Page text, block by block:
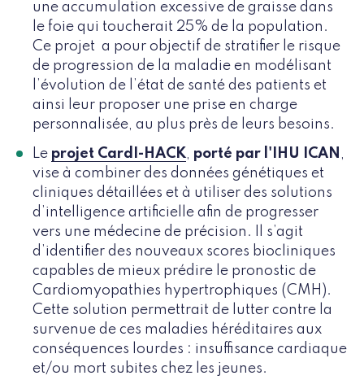
une accumulation excessive de graisse dans
le foie qui toucherait 25% de la population.
Ce projet a pour objectif de stratifier le risque
de progression de la maladie en modélisant
l’évolution de l’état de santé des patients et
ainsi leur proposer une prise en charge
personnalisée, au plus près de leurs besoins.
Le projet CardI-HACK, porté par l'IHU ICAN ,
vise à combiner des données génétiques et
cliniques détaillées et à utiliser des solutions
d’intelligence artificielle afin de progresser
vers une médecine de précision. Il s’agit
d’identifier des nouveaux scores biocliniques
capables de mieux prédire le pronostic de
Cardiomyopathies hypertrophiques (CMH).
Cette solution permettrait de lutter contre la
survenue de ces maladies héréditaires aux
conséquences lourdes : insuffisance cardiaque
et/ou mort subites chez les jeunes.